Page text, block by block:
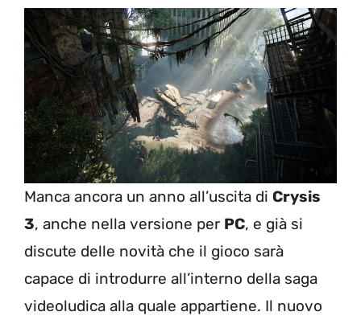
Manca ancora un anno all’uscita di Crysis
3, anche nella versione per PC, e già si
discute delle novità che il gioco sarà
capace di introdurre all’interno della saga
videoludica alla quale appartiene. Il nuovo